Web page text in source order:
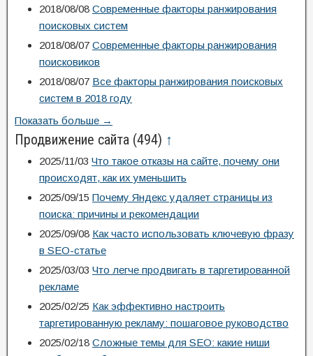
2018/08/08 Современные факторы ранжирования
поисковых систем
2018/08/07 Современные факторы ранжирования
поисковиков
2018/08/07 Все факторы ранжирования поисковых
систем в 2018 году
Показать больше →
Продвижение сайта (494) ↑
2025/11/03 Что такое отказы на сайте, почему они
происходят, как их уменьшить
2025/09/15 Почему Яндекс удаляет страницы из
поиска: причины и рекомендации
2025/09/08 Как часто использовать ключевую фразу
в SEO-статье
2025/03/03 Что легче продвигать в таргетированной
рекламе
2025/02/25 Как эффективно настроить
таргетированную рекламу: пошаговое руководство
2025/02/18 Сложные темы для SEO: какие ниши